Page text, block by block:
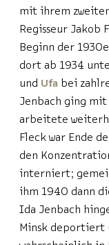
mit ihrem
Regisseur Jakob
Beginn der
dort ab 1934
und Ufa bei
Jenbach ging mit
arbeitete
Fleck war Ende
den
interniert;
ihm 1940 dann
Ida Jenbach
Minsk deportiert